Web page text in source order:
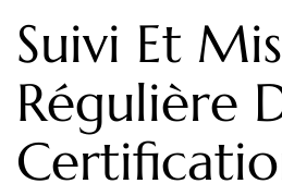
Suivi Et
Régulière